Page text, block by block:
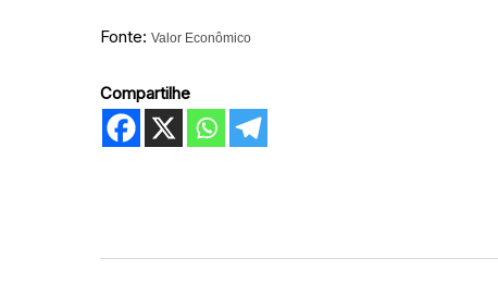
Fonte: Valor Econômico
Compartilhe